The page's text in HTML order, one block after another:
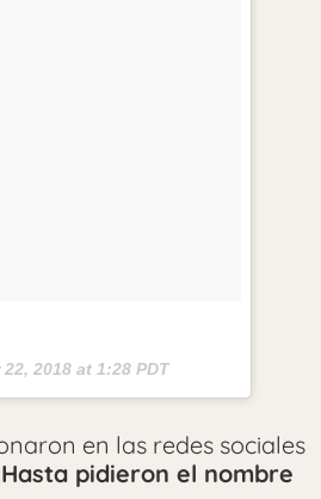
22, 2018 at 1:28 PDT
en las redes sociales
pidieron el nombre